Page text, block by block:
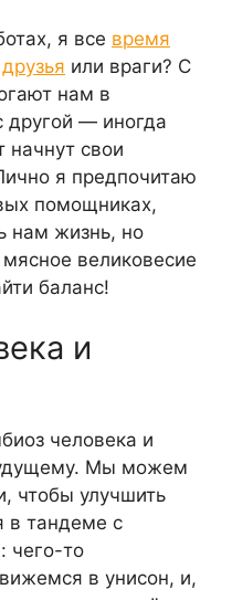
я все время
друзья или враги? С
нам в
другой — иногда
начнут свои
я предпочитаю
помощниках,
нам жизнь, но
великовесие
баланс!
и
человека и
Мы можем
чтобы улучшить
в тандеме с
чего-то
в унисон, и,